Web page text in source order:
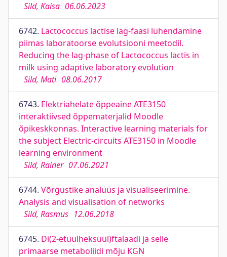
Sild, Kaisa 06.06.2023
6742. Lactococcus lactise lag-faasi lühendamine
piimas laboratoorse evolutsiooni meetodil.
Reducing the lag-phase of Lactococcus lactis in
milk using adaptive laboratory evolution
Sild, Mati 08.06.2017
6743. Elektriahelate õppeaine ATE3150
interaktiivsed õppematerjalid Moodle
õpikeskkonnas. Interactive learning materials for
the subject Electric-circuits ATE3150 in Moodle
learning environment
Sild, Rainer 07.06.2021
6744. Võrgustike analüüs ja visualiseerimine.
Analysis and visualisation of networks
Sild, Rasmus 12.06.2018
6745. Di(2-etüülheksüül)ftalaadi ja selle
primaarse metaboliidi mõju KGN